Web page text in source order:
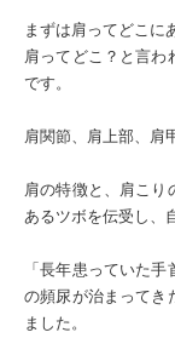
まずは肩ってどこに
肩ってどこ？と言わ
です。
肩関節、肩上部、肩
肩の特徴と、肩こり
あるツボを伝受し、
「長年患っていた
の頻尿が治まってき
ました。